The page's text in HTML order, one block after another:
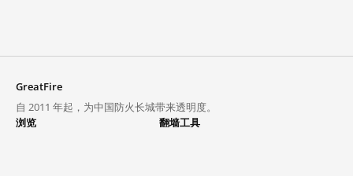
GreatFire
自 2011 年起，为中国防火长城带来透明度。
浏览
翻墙工具